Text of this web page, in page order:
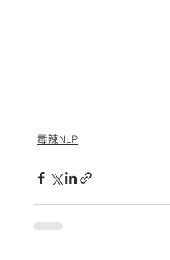
毒辣NLP